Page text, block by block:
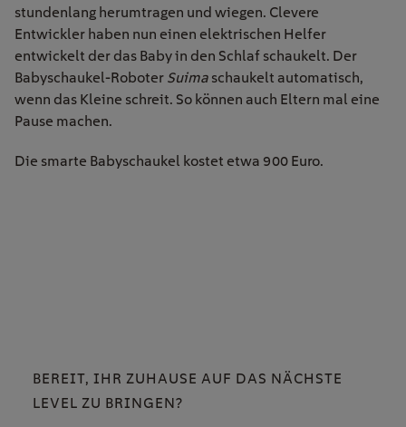
stundenlang herumtragen und wiegen. Clevere
Entwickler haben nun einen elektrischen Helfer
entwickelt der das Baby in den Schlaf schaukelt. Der
Babyschaukel-Roboter Suima schaukelt automatisch,
wenn das Kleine schreit. So können auch Eltern mal eine
Pause machen.
Die smarte Babyschaukel kostet etwa 900 Euro.
BEREIT, IHR ZUHAUSE AUF DAS NÄCHSTE
LEVEL ZU BRINGEN?